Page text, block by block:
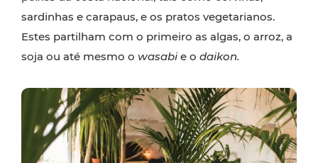
sardinhas e carapaus, e os pratos vegetarianos.
Estes partilham com o primeiro as algas, o arroz, a
soja ou até mesmo o wasabie o daikon.